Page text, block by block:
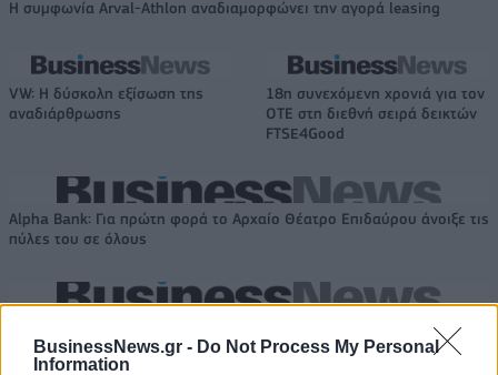
BusinessNews.gr - Do Not Process My Personal
Information
Η συμφωνία Arval-Athlon αναδιαμορφώνει την αγορά leasing
VW: Η δύσκολη εξίσωση της
αναδιάρθρωσης
18η συνεχόμενη χρονιά για τον
ΟΤΕ στη διεθνή σειρά δεικτών
FTSE4Good
Alpha Bank: Για πρώτη φορά το Αρχαίο Θέατρο Επιδαύρου άνοιξε τις
πύλες του σε όλους
βιωσιμότητα σε καθημερινή πράξη